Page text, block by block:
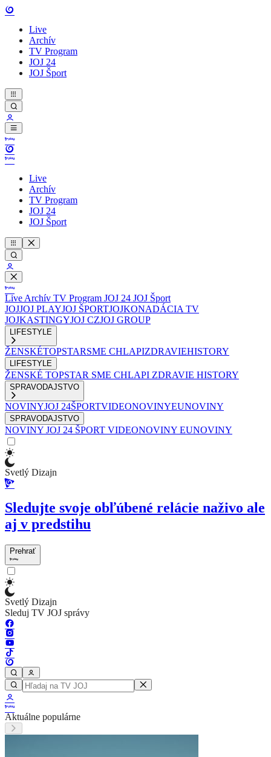
Live
Archív
TV Program
JOJ 24
JOJ Šport
Live
Archív
TV Program
JOJ 24
JOJ Šport
Live Archív TV Program JOJ 24 JOJ Šport
JOJJOJ PLAYJOJ ŠPORTJOJKONADÁCIA TV
JOJKASTINGYJOJ CZJOJ GROUP
LIFESTYLE
ŽENSKÉTOPSTARSME CHLAPIZDRAVIEHISTORY
LIFESTYLE
ŽENSKÉ TOPSTAR SME CHLAPI ZDRAVIE HISTORY
SPRAVODAJSTVO
NOVINYJOJ 24ŠPORTVIDEONOVINYEUNOVINY
SPRAVODAJSTVO
NOVINY JOJ 24 ŠPORT VIDEONOVINY EUNOVINY
Svetlý Dizajn
Sledujte svoje obľúbené relácie naživo ale
aj v predstihu
Prehrať
Svetlý Dizajn
Sleduj TV JOJ správy
Aktuálne populárne